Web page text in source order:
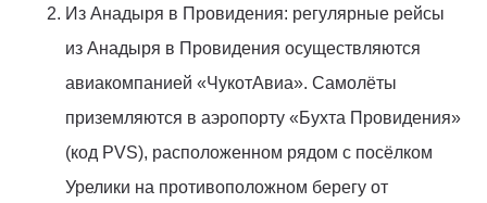
Из Анадыря в Провидения: регулярные рейсы
из Анадыря в Провидения осуществляются
авиакомпанией «ЧукотАвиа». Самолёты
приземляются в аэропорту «Бухта Провидения»
(код PVS), расположенном рядом с посёлком
Урелики на противоположном берегу от